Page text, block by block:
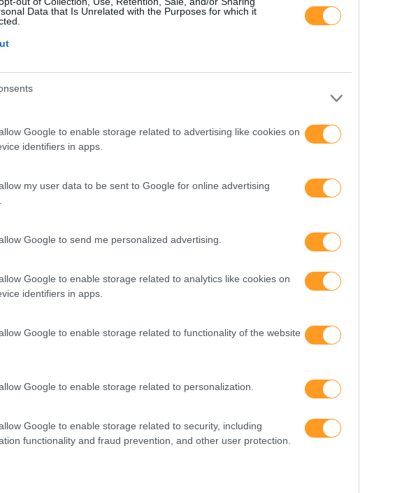
Data that Is Unrelated with the Purposes for which it
Google to enable storage related to advertising like cookies on
identifiers in apps.
my user data to be sent to Google for online advertising
Google to send me personalized advertising.
Google to enable storage related to analytics like cookies on
identifiers in apps.
Google to enable storage related to functionality of the website
Google to enable storage related to personalization.
Google to enable storage related to security, including
functionality and fraud prevention, and other user protection.
RECRUTAR (…) O MELHOR TALENTO E TER A
OUSADIA DE AVANÇAR PARA A SEPARAÇÃO
MILLENNIALS E GERAÇÃO Z NÃO
HÁ FRUSTRAÇÃO DE SONHOS, HÁ